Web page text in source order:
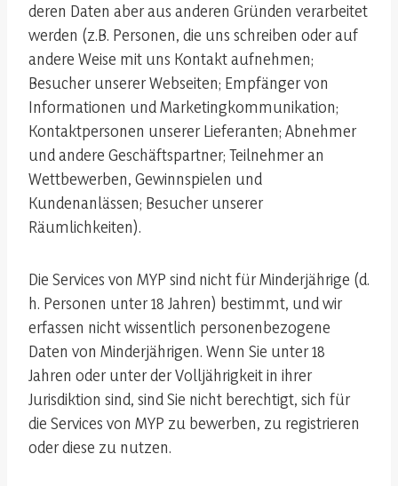
deren Daten aber aus anderen Gründen verarbeitet
werden (z.B. Personen, die uns schreiben oder auf
andere Weise mit uns Kontakt aufnehmen;
Besucher unserer Webseiten; Empfänger von
Informationen und Marketingkommunikation;
Kontaktpersonen unserer Lieferanten; Abnehmer
und andere Geschäftspartner; Teilnehmer an
Wettbewerben, Gewinnspielen und
Kundenanlässen; Besucher unserer
Räumlichkeiten).
Die Services von MYP sind nicht für Minderjährige (d.
h. Personen unter 18 Jahren) bestimmt, und wir
erfassen nicht wissentlich personenbezogene
Daten von Minderjährigen. Wenn Sie unter 18
Jahren oder unter der Volljährigkeit in ihrer
Jurisdiktion sind, sind Sie nicht berechtigt, sich für
die Services von MYP zu bewerben, zu registrieren
oder diese zu nutzen.